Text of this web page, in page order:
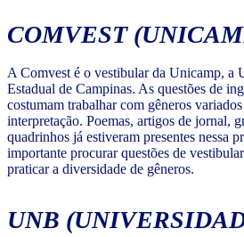
COMVEST
A Comvest é o vestibular da Unicamp, a
Estadual de Campinas. As questões de
costumam trabalhar com gêneros
interpretação. Poemas, artigos de jornal,
quadrinhos já estiveram presentes nessa
importante procurar questões de
praticar a diversidade de gêneros.
UNB